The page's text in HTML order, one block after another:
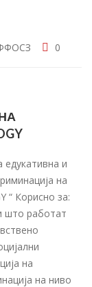
0
и
на
“ Корисно за:
што работат
на
на ниво